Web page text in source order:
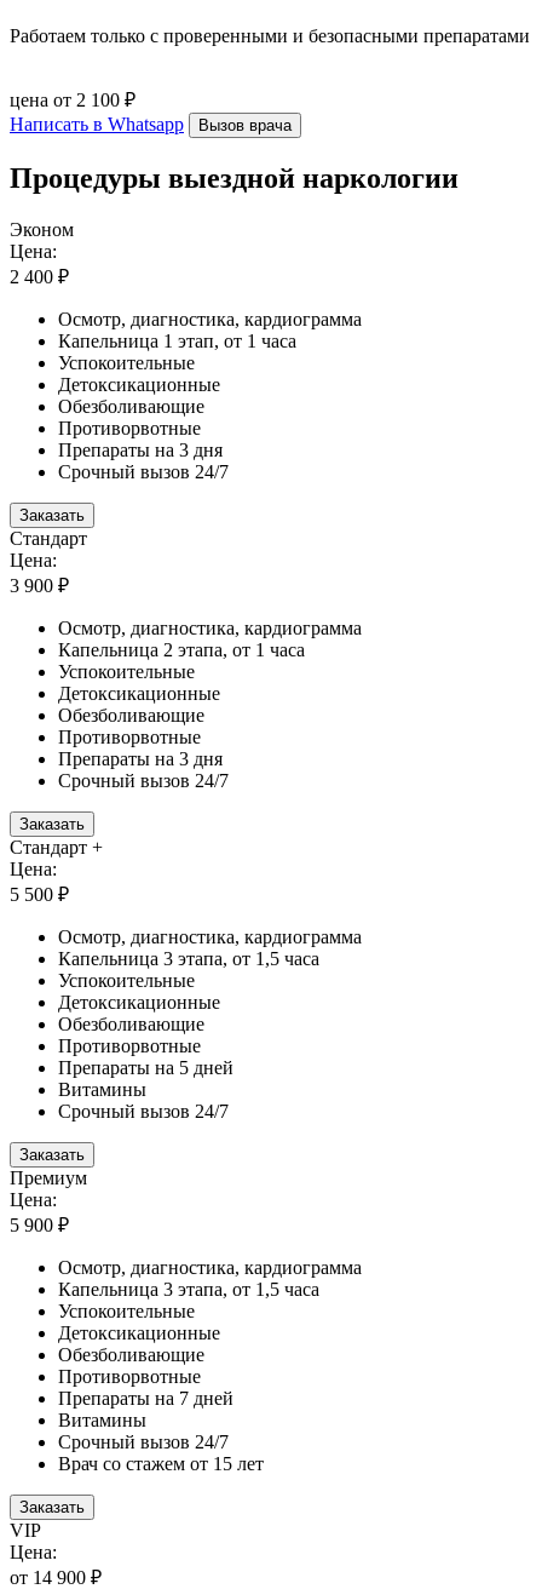
Работаем только с проверенными и безопасными препаратами
цена от 2 100 ₽
Написать в Whatsapp
Вызов врача
Процедуры выездной наркологии
Эконом
Цена:
2 400 ₽
Осмотр, диагностика, кардиограмма
Капельница 1 этап, от 1 часа
Успокоительные
Детоксикационные
Обезболивающие
Противорвотные
Препараты на 3 дня
Срочный вызов 24/7
Заказать
Стандарт
Цена:
3 900 ₽
Осмотр, диагностика, кардиограмма
Капельница 2 этапа, от 1 часа
Успокоительные
Детоксикационные
Обезболивающие
Противорвотные
Препараты на 3 дня
Срочный вызов 24/7
Заказать
Стандарт +
Цена:
5 500 ₽
Осмотр, диагностика, кардиограмма
Капельница 3 этапа, от 1,5 часа
Успокоительные
Детоксикационные
Обезболивающие
Противорвотные
Препараты на 5 дней
Витамины
Срочный вызов 24/7
Заказать
Премиум
Цена:
5 900 ₽
Осмотр, диагностика, кардиограмма
Капельница 3 этапа, от 1,5 часа
Успокоительные
Детоксикационные
Обезболивающие
Противорвотные
Препараты на 7 дней
Витамины
Срочный вызов 24/7
Врач со стажем от 15 лет
Заказать
VIP
Цена:
от 14 900 ₽